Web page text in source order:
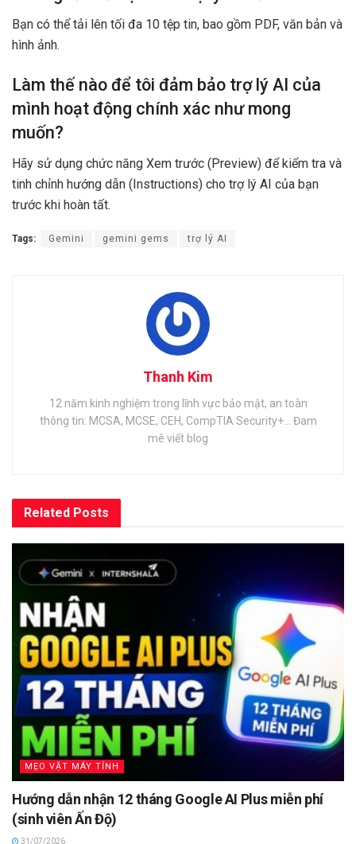
Bạn có thể tải lên tối đa 10 tệp tin, bao gồm PDF, văn bản và
hình ảnh.
Làm thế nào để tôi đảm bảo trợ lý AI của
mình hoạt động chính xác như mong
muốn?
Hãy sử dụng chức năng Xem trước (Preview) để kiểm tra và
tinh chỉnh hướng dẫn (Instructions) cho trợ lý AI của bạn
trước khi hoàn tất.
Tags: Gemini gemini gems trợ lý AI
Thanh Kim
12 năm kinh nghiệm trong lĩnh vực bảo mật, an toàn
thông tin: MCSA, MCSE, CEH, CompTIA Security+... Đam
mê viết blog
Related Posts
MẸO VẶT MÁY TÍNH
Hướng dẫn nhận 12 tháng Google AI Plus miễn phí
(sinh viên Ấn Độ)
31/07/2026